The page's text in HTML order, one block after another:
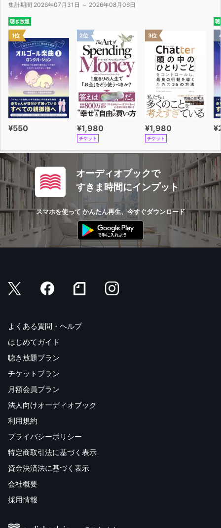
集計期間 2026年07月31日 ～ 2026年08月06日
聴き放題
1位
¥550
2位
¥1,980
チケット
3位
¥1,980
チケット
聴
オーディオブックで
すきま時間にインプット
スマホを使って かんたん再生、今すぐダウンロード
よくある質問・ヘルプ
はじめてガイド
聴き放題プラン
チケットプラン
月額会員プラン
法人向けオーディオブック
利用規約
プライバシーポリシー
特定商取引法に基づく表示
資金決済法に基づく表示
会社概要
採用情報